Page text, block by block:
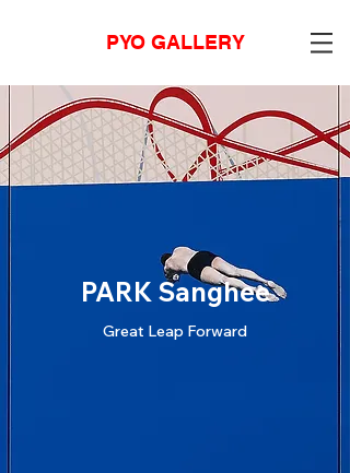
PYO GALLERY
PARK Sanghee
Great Leap Forward